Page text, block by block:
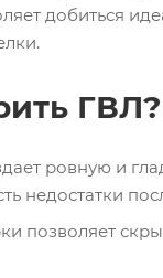
добиться
ГВЛ?
ровную и
недостатки
позволяет